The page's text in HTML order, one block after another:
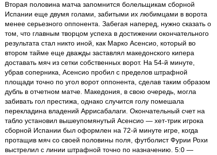
Вторая половина матча запомнится болельщикам сборной
Испании еще двумя голами, забитыми их любимцами в ворота
менее серьезного оппонента. Забегая наперед, нужно сказать о
том, что главным творцом успеха в достижении окончательного
результата стал никто иной, как Марко Асенсио, который во
втором тайме еще дважды заставлял македонского кипера
доставать мяч из сетки собственных ворот. На 54-й минуте,
убрав соперника, Асенсио пробил с пределов штрафной
площади точно по угол ворот оппонента, сделав таким образом
дубль в отчетном матче. Македония, в свою очередь, могла
забивать гол престижа, однако случится голу помешала
перекладина владений Аррисабалаги. Окончательный счет на
табло установил вышеупомянутый Асенсио — хет-трик игрока
сборной Испании был оформлен на 72-й минуте игре, когда
протащив мяч со своей половины поля, футболист Фурии Рохи
выстрелил с линии штрафной точно по назначению. 5:0 —